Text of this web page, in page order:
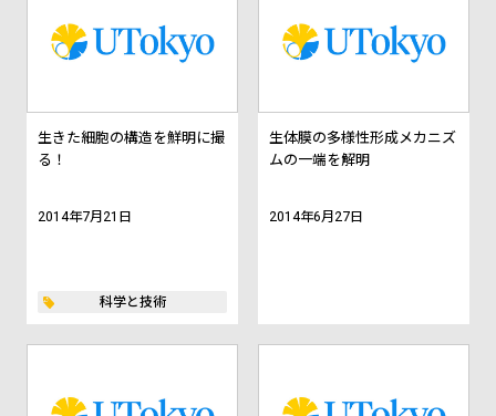
生きた細胞の構造を鮮明に撮
る！
2014年7月21日
科学と技術
生体膜の多様性形成メカニズ
ムの一端を解明
2014年6月27日